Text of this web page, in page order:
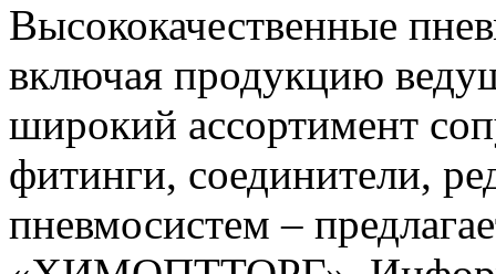
Высококачественные
включая продукцию
широкий ассортимент
фитинги, соединители,
пневмосистем –